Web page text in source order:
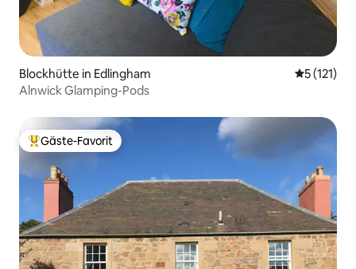
Blockhütte in Edlingham
5 (121)
Alnwick Glamping-Pods
Beliebter Gäste-Favorit.
Gäste-Favorit